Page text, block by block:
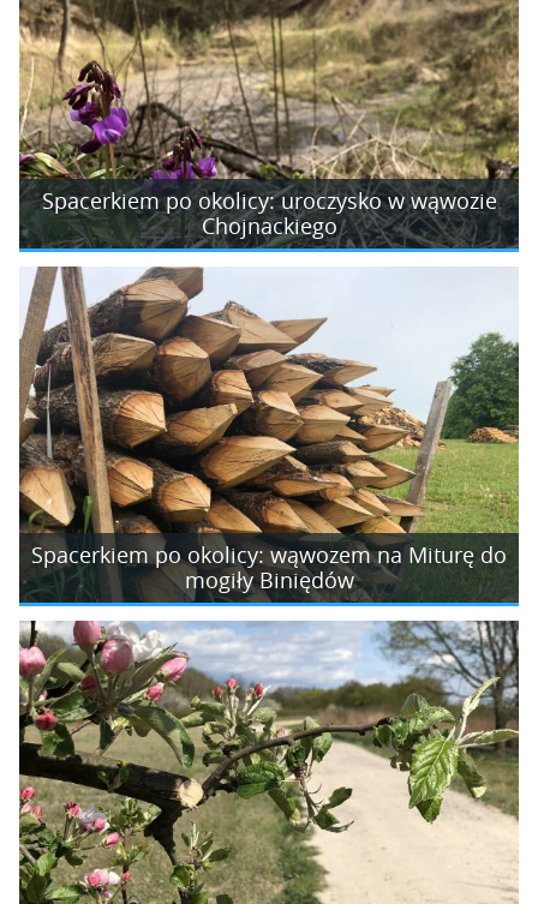
Spacerkiem po okolicy: uroczysko w wąwozie
Chojnackiego
Spacerkiem po okolicy: wąwozem na Miturę do
mogiły Biniędów